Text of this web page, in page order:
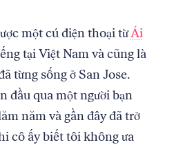
một cú điện thoại từÁi
tại Việt Nam và cũng là
từng sống ở San Jose.
đầu qua một người bạn
năm và gần đây đã trở
cô ấy biết tôi không ưa